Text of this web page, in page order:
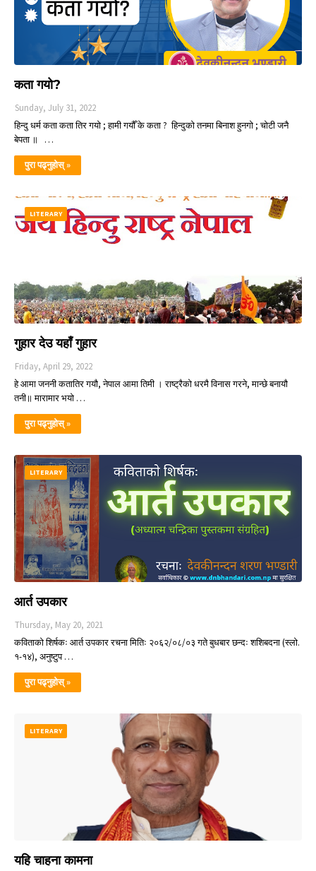
कता गयो?
Sunday, July 31, 2022
हिन्दु धर्म कता कता तिर गयो ; हामी गयौँ के कता ? हिन्दुको तनमा बिनाश हुनगो ; चोटी जनै
बेपता ॥ …
पुरा पढ्नुहोस् »
LITERARY
गुहार देउ यहाँ गुहार
Friday, April 29, 2022
हे आमा जननी कतातिर गयौ, नेपाल आमा तिमी । राष्ट्रैको धरमै विनास गरने, मान्छे बनायौ
तनी॥ मारामार भयो …
पुरा पढ्नुहोस् »
LITERARY
आर्त उपकार
Thursday, May 20, 2021
कविताको शिर्षकः आर्त उपकार रचना मितिः २०६२/०८/०३ गते बुधबार छन्दः शशिबदना (स्लो.
१-१४), अनुष्टुप …
पुरा पढ्नुहोस् »
LITERARY
यहि चाहना कामना